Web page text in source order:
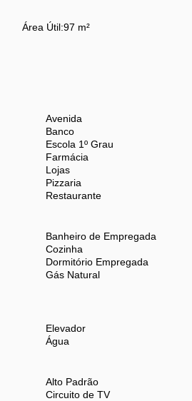
duas quadras da
Área Útil:97 m²
Avenida
Banco
Escola 1º Grau
Farmácia
Lojas
Pizzaria
Restaurante
Banheiro de Empregada
Cozinha
Dormitório Empregada
Gás Natural
Elevador
Água
Alto Padrão
Circuito de TV